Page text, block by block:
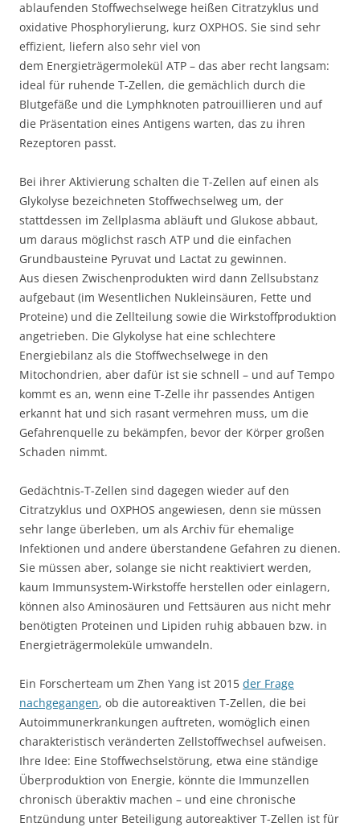
ablaufenden Stoffwechselwege heißen Citratzyklus und
oxidative Phosphorylierung, kurz OXPHOS. Sie sind sehr
effizient, liefern also sehr viel von
dem Energieträgermolekül ATP – das aber recht langsam:
ideal für ruhende T-Zellen, die gemächlich durch die
Blutgefäße und die Lymphknoten patrouillieren und auf
die Präsentation eines Antigens warten, das zu ihren
Rezeptoren passt.
Bei ihrer Aktivierung schalten die T-Zellen auf einen als
Glykolyse bezeichneten Stoffwechselweg um, der
stattdessen im Zellplasma abläuft und Glukose abbaut,
um daraus möglichst rasch ATP und die einfachen
Grundbausteine Pyruvat und Lactat zu gewinnen.
Aus diesen Zwischenprodukten wird dann Zellsubstanz
aufgebaut (im Wesentlichen Nukleinsäuren, Fette und
Proteine) und die Zellteilung sowie die Wirkstoffproduktion
angetrieben. Die Glykolyse hat eine schlechtere
Energiebilanz als die Stoffwechselwege in den
Mitochondrien, aber dafür ist sie schnell – und auf Tempo
kommt es an, wenn eine T-Zelle ihr passendes Antigen
erkannt hat und sich rasant vermehren muss, um die
Gefahrenquelle zu bekämpfen, bevor der Körper großen
Schaden nimmt.
Gedächtnis-T-Zellen sind dagegen wieder auf den
Citratzyklus und OXPHOS angewiesen, denn sie müssen
sehr lange überleben, um als Archiv für ehemalige
Infektionen und andere überstandene Gefahren zu dienen.
Sie müssen aber, solange sie nicht reaktiviert werden,
kaum Immunsystem-Wirkstoffe herstellen oder einlagern,
können also Aminosäuren und Fettsäuren aus nicht mehr
benötigten Proteinen und Lipiden ruhig abbauen bzw. in
Energieträgermoleküle umwandeln.
Ein Forscherteam um Zhen Yang ist 2015 der Frage
nachgegangen, ob die autoreaktiven T-Zellen, die bei
Autoimmunerkrankungen auftreten, womöglich einen
charakteristisch veränderten Zellstoffwechsel aufweisen.
Ihre Idee: Eine Stoffwechselstörung, etwa eine ständige
Überproduktion von Energie, könnte die Immunzellen
chronisch überaktiv machen – und eine chronische
Entzündung unter Beteiligung autoreaktiver T-Zellen ist für